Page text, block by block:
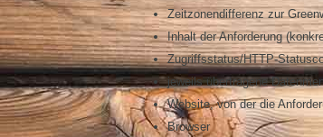
Zeitzonendifferenz zur
Inhalt der Anforderung
Zugriffsstatus/HTTP-
jeweils übertragene
Website, von der die
Browser